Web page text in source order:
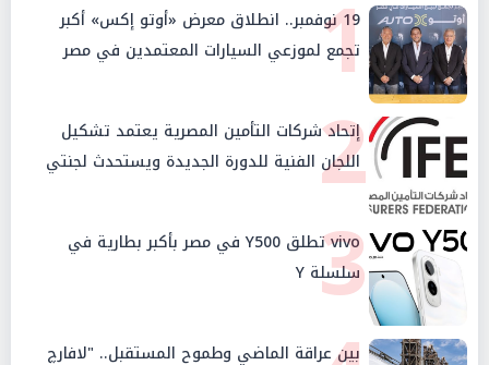
119 نوفمبر.. انطلاق معرض «أوتو إكس» أكبر
تجمع لموزعي السيارات المعتمدين في مصر
2
إتحاد شركات التأمين المصرية يعتمد تشكيل
اللجان الفنية للدورة الجديدة ويستحدث لجنتي
الأمن السيبراني والإستثمار والإدخار
3
vivo تطلق Y500 في مصر بأكبر بطارية في
سلسلة Y
بين عراقة الماضي وطموح المستقبل.. "لافارچ